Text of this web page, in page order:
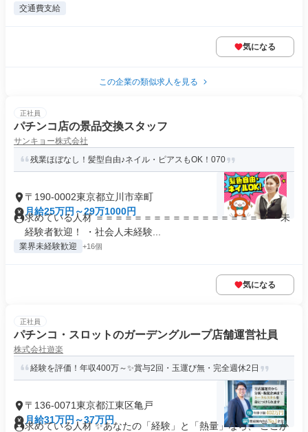
交通費支給
気になる
この企業の類似求人を見る
正社員
パチンコ店の景品交換スタッフ
サンキョー株式会社
残業ほぼなし！髪型自由♪ネイル・ピアスもOK！070
〒190-0002東京都立川市幸町
月給25万円～29万1000円
求めている人材 ＝＝＝＝＝＝＝＝＝＝＝＝＝＝＝＝＝＝ ・未
経験者歓迎！ ・社会人未経験...
業界未経験歓迎 +16個
気になる
正社員
パチンコ・スロットのガーデングループ店舗運営社員
株式会社遊楽
経験を評価！年収400万～✨賞与2回・玉運び無・完全週休2日
〒136-0071東京都江東区亀戸
月給31万円～37万円
求めている人材 ✨あなたの「経験」と「熱量」なら、 ここか